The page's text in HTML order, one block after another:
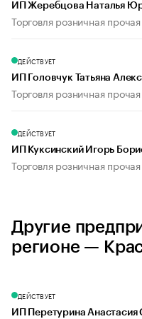
ИП Жеребцова Наталья
Торговля розничная
ДЕЙСТВУЕТ
ИП Головчук Татьяна
Торговля розничная
ДЕЙСТВУЕТ
ИП Куксинский Игорь
Торговля розничная
Другие
регионе —
ДЕЙСТВУЕТ
ИП Перетурина Анастасия